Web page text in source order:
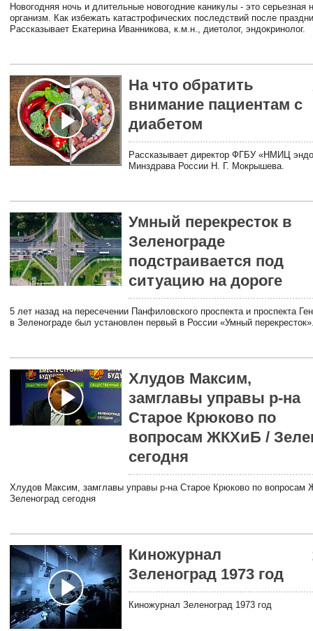
Новогодняя ночь и длительные новогодние каникулы - это серьезная
организм. Как избежать катастрофических последствий после
Рассказывает Екатерина Иванникова, к.м.н., диетолог, эндокринолог.
На что обратить
внимание пациентам с
диабетом
Рассказывает директор ФГБУ «НМИЦ
Минздрава России Н. Г. Мокрышева.
Умный перекресток в
Зеленограде
подстраивается под
ситуацию на дороге
5 лет назад на пересечении Панфиловского проспекта и проспекта
в Зеленограде был установлен первый в России «Умный
Хлудов Максим,
замглавы управы р-на
Старое Крюково по
вопросам ЖКХиБ /
сегодня
Хлудов Максим, замглавы управы р-на Старое Крюково по
Зеленоград сегодня
Киножурнал
Зеленоград 1973 год
Киножурнал Зеленоград 1973 год